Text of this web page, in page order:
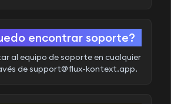
encontrar soporte?
al equipo de soporte en cualquier
desupport@flux-kontext.app.